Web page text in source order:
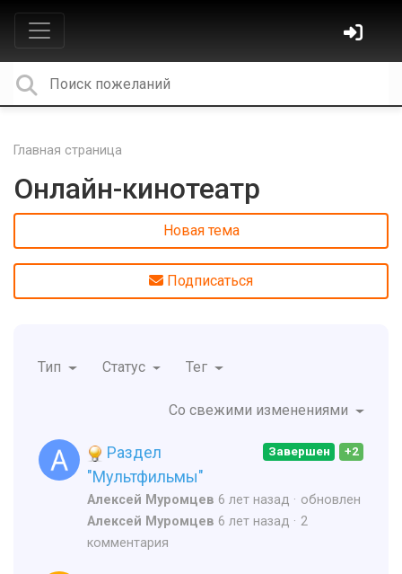
Главная страница
Онлайн-кинотеатр
Новая тема
Подписаться
Тип Статус Тег
Со свежими изменениями
+2
Завершен
Раздел
"Мультфильмы"
Алексей Муромцев 6 лет назад
обновлен
Алексей Муромцев 6 лет назад
2
комментария